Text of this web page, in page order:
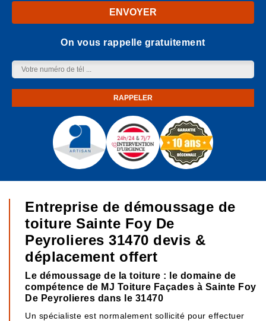
On vous rappelle gratuitement
Entreprise de démoussage de
toiture Sainte Foy De
Peyrolieres 31470 devis &
déplacement offert
Le démoussage de la toiture : le domaine de
compétence de MJ Toiture Façades à Sainte Foy
De Peyrolieres dans le 31470
Un spécialiste est normalement sollicité pour effectuer